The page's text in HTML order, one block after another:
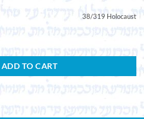
38/319 Holocaust
ADD TO CART